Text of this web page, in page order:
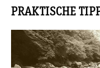
PRAKTISCHE